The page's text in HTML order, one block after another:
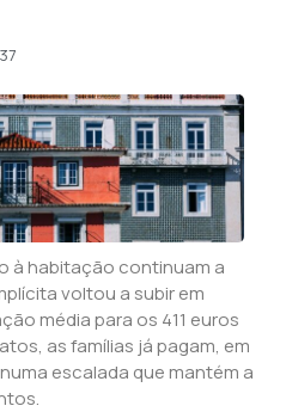
à habitação continuam a
voltou a subir em
média para os 411 euros
as famílias já pagam, em
escalada que mantém a